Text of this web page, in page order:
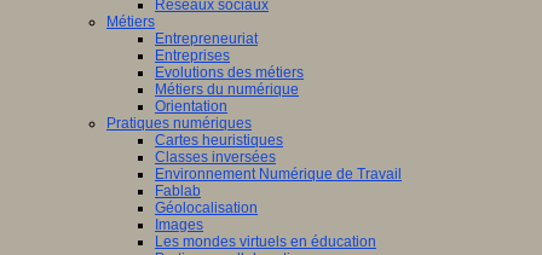
Réseaux sociaux
Métiers
Entrepreneuriat
Entreprises
Evolutions des métiers
Métiers du numérique
Orientation
Pratiques numériques
Cartes heuristiques
Classes inversées
Environnement Numérique de Travail
Fablab
Géolocalisation
Images
Les mondes virtuels en éducation